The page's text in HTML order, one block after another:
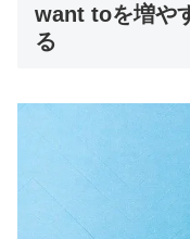
want toを増や
る